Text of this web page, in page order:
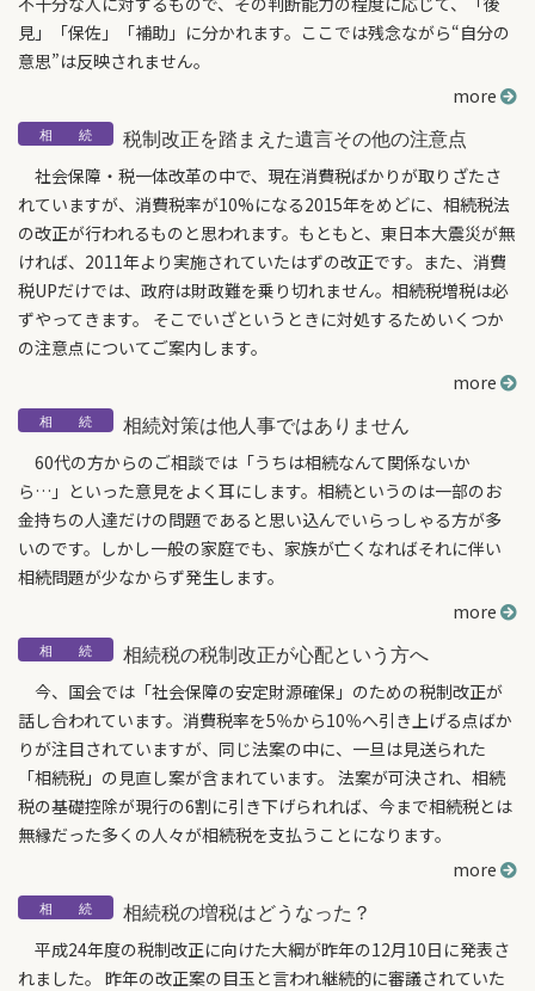
見」「保佐」「補助」に分かれます。ここでは残念ながら“自分の
意思”は反映されません。
more
税制改正を踏まえた遺言その他の注意点
社会保障・税一体改革の中で、現在消費税ばかりが取りざたさ
れていますが、消費税率が10%になる2015年をめどに、相続税法
の改正が行われるものと思われます。もともと、東日本大震災が無
ければ、2011年より実施されていたはずの改正です。また、消費
税UPだけでは、政府は財政難を乗り切れません。相続税増税は必
ずやってきます。 そこでいざというときに対処するためいくつか
の注意点についてご案内します。
more
相続対策は他人事ではありません
60代の方からのご相談では「うちは相続なんて関係ないか
ら…」といった意見をよく耳にします。相続というのは一部のお
金持ちの人達だけの問題であると思い込んでいらっしゃる方が多
いのです。しかし一般の家庭でも、家族が亡くなればそれに伴い
相続問題が少なからず発生します。
more
相続税の税制改正が心配という方へ
今、国会では「社会保障の安定財源確保」のための税制改正が
話し合われています。消費税率を5％から10％へ引き上げる点ばか
りが注目されていますが、同じ法案の中に、一旦は見送られた
「相続税」の見直し案が含まれています。 法案が可決され、相続
税の基礎控除が現行の6割に引き下げられれば、今まで相続税とは
無縁だった多くの人々が相続税を支払うことになります。
more
相続税の増税はどうなった？
平成24年度の税制改正に向けた大綱が昨年の12月10日に発表さ
れました。 昨年の改正案の目玉と言われ継続的に審議されていた